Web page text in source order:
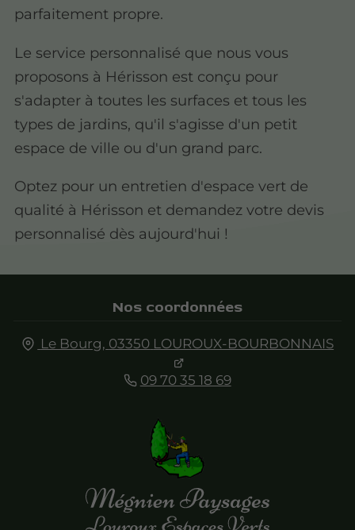
parfaitement propre.
Le service personnalisé que nous vous
proposons à Hérisson est conçu pour
s'adapter à toutes les surfaces et tous les
types de jardins, qu'il s'agisse d'un petit
espace de ville ou d'un grand parc.
Optez pour un entretien d'espace vert de
qualité à Hérisson et demandez votre devis
personnalisé dès aujourd'hui !
Nos coordonnées
Le Bourg, 03350 LOUROUX-BOURBONNAIS
09 70 35 18 69